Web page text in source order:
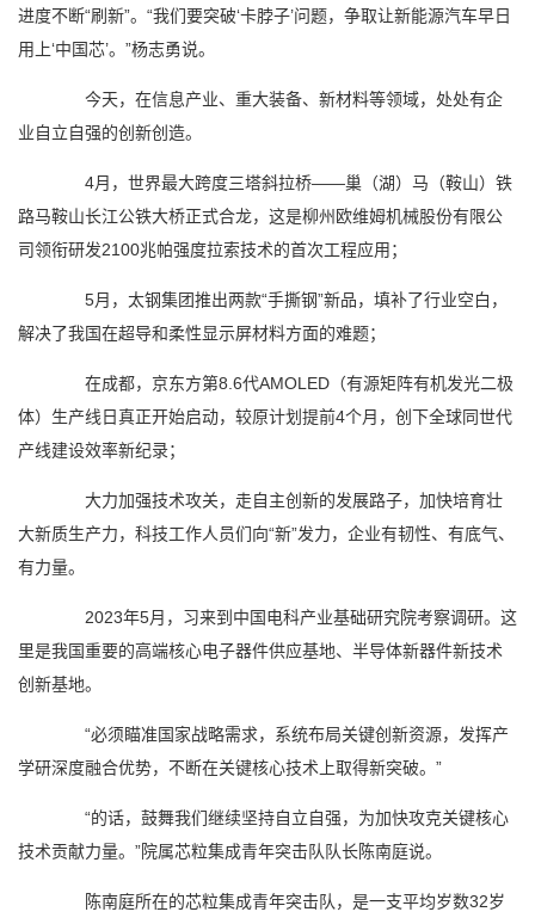
进度不断“刷新”。“我们要突破‘卡脖子’问题，争取让新能源汽车早日
用上‘中国芯’。”杨志勇说。
今天，在信息产业、重大装备、新材料等领域，处处有企
业自立自强的创新创造。
4月，世界最大跨度三塔斜拉桥——巢（湖）马（鞍山）铁
路马鞍山长江公铁大桥正式合龙，这是柳州欧维姆机械股份有限公
司领衔研发2100兆帕强度拉索技术的首次工程应用；
5月，太钢集团推出两款“手撕钢”新品，填补了行业空白，
解决了我国在超导和柔性显示屏材料方面的难题；
在成都，京东方第8.6代AMOLED（有源矩阵有机发光二极
体）生产线日真正开始启动，较原计划提前4个月，创下全球同世代
产线建设效率新纪录；
大力加强技术攻关，走自主创新的发展路子，加快培育壮
大新质生产力，科技工作人员们向“新”发力，企业有韧性、有底气、
有力量。
2023年5月，习来到中国电科产业基础研究院考察调研。这
里是我国重要的高端核心电子器件供应基地、半导体新器件新技术
创新基地。
“必须瞄准国家战略需求，系统布局关键创新资源，发挥产
学研深度融合优势，不断在关键核心技术上取得新突破。”
“的话，鼓舞我们继续坚持自立自强，为加快攻克关键核心
技术贡献力量。”院属芯粒集成青年突击队队长陈南庭说。
陈南庭所在的芯粒集成青年突击队，是一支平均岁数32岁